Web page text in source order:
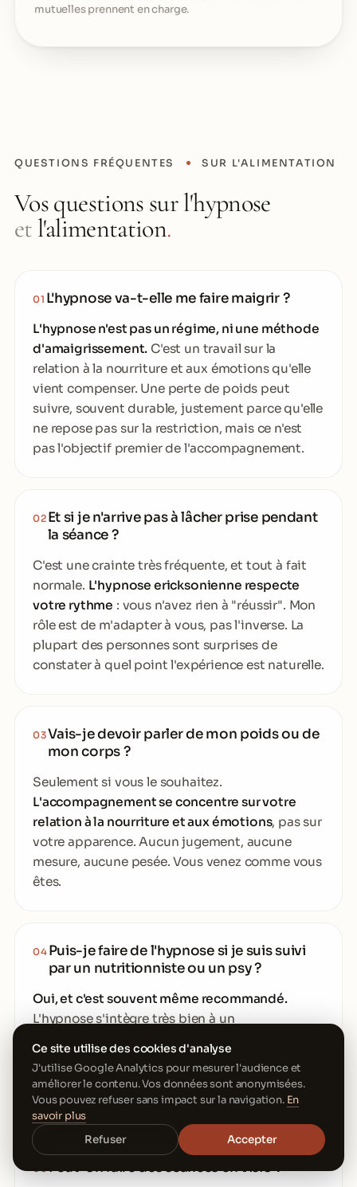
mutuelles prennent en charge.
QUESTIONS FRÉQUENTES SUR L'ALIMENTATION
Vos questions sur l'hypnose
etl'alimentation.
01 L'hypnose va-t-elle me faire maigrir ?
L'hypnose n'est pas un régime, ni une méthode
d'amaigrissement. C'est un travail sur la
relation à la nourriture et aux émotions qu'elle
vient compenser. Une perte de poids peut
suivre, souvent durable, justement parce qu'elle
ne repose pas sur la restriction, mais ce n'est
pas l'objectif premier de l'accompagnement.
02 Et si je n'arrive pas à lâcher prise pendant
la séance ?
C'est une crainte très fréquente, et tout à fait
normale. L'hypnose ericksonienne respecte
votre rythme : vous n'avez rien à "réussir". Mon
rôle est de m'adapter à vous, pas l'inverse. La
plupart des personnes sont surprises de
constater à quel point l'expérience est naturelle.
03Vais-je devoir parler de mon poids ou de
mon corps ?
Seulement si vous le souhaitez.
L'accompagnement se concentre sur votre
relation à la nourriture et aux émotions, pas sur
votre apparence. Aucun jugement, aucune
mesure, aucune pesée. Vous venez comme vous
êtes.
04 Puis-je faire de l'hypnose si je suis suivi
par un nutritionniste ou un psy ?
Oui, et c'est souvent même recommandé.
L'hypnose s'intègre très bien à un
enrichir le travail déjà en cours, jamais le
remplacer. N'hésitez pas à m'en parler dès le
premier rendez-vous.
05Peut-on faire des séances en visio ?
Ce site utilise des cookies d'analyse
J'utilise Google Analytics pour mesurer l'audience et
améliorer le contenu. Vos données sont anonymisées.
Vous pouvez refuser sans impact sur la navigation. En
savoir plus
Refuser
Accepter